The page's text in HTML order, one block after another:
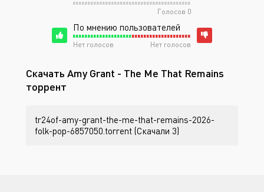
Голосов 0
По мнению пользователей
Нет голосов Нет голосов
Скачать Amy Grant - The Me That Remains
торрент
tr24of-amy-grant-the-me-that-remains-2026-
folk-pop-6857050.torrent (Скачали 3)